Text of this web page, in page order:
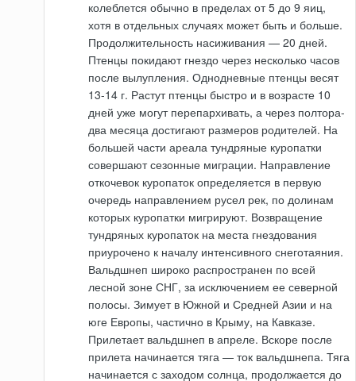
колеблется обычно в пределах от 5 до 9 яиц,
хотя в отдельных случаях может быть и больше.
Продолжительность насиживания — 20 дней.
Птенцы покидают гнездо через несколько часов
после вылупления. Однодневные птенцы весят
13-14 г. Растут птенцы быстро и в возрасте 10
дней уже могут перепархивать, а через полтора-
два месяца достигают размеров родителей. На
большей части ареала тундряные куропатки
совершают сезонные миграции. Направление
откочевок куропаток определяется в первую
очередь направлением русел рек, по долинам
которых куропатки мигрируют. Возвращение
тундряных куропаток на места гнездования
приурочено к началу интенсивного снеготаяния.
Вальдшнеп широко распространен по всей
лесной зоне СНГ, за исключением ее северной
полосы. Зимует в Южной и Средней Азии и на
юге Европы, частично в Крыму, на Кавказе.
Прилетает вальдшнеп в апреле. Вскоре после
прилета начинается тяга — ток вальдшнепа. Тяга
начинается с заходом солнца, продолжается до